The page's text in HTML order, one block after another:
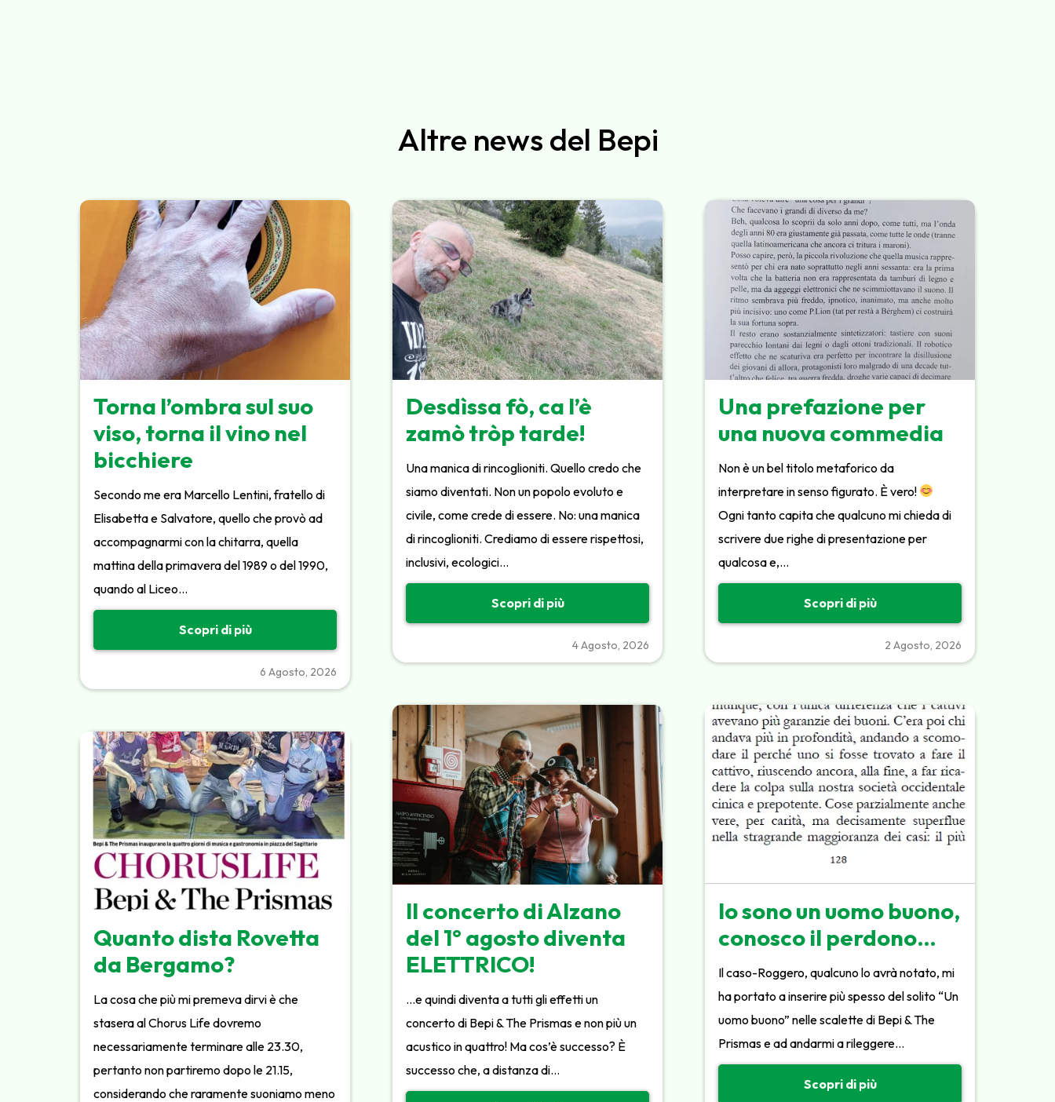
Altre news del Bepi
Torna l’ombra sul suo
viso, torna il vino nel
bicchiere
Secondo me era Marcello Lentini, fratello di
Elisabetta e Salvatore, quello che provò ad
accompagnarmi con la chitarra, quella
mattina della primavera del 1989 o del 1990,
quando al Liceo…
Scopri di più
6 Agosto, 2026
Desdìssa fò, ca l’è
zamò tròp tarde!
Una manica di rincoglioniti. Quello credo che
siamo diventati. Non un popolo evoluto e
civile, come crede di essere. No: una manica
di rincoglioniti. Crediamo di essere rispettosi,
inclusivi, ecologici…
Scopri di più
4 Agosto, 2026
Una prefazione per
una nuova commedia
Non è un bel titolo metaforico da
interpretare in senso figurato. È vero!
Ogni tanto capita che qualcuno mi chieda di
scrivere due righe di presentazione per
qualcosa e,…
Scopri di più
2 Agosto, 2026
Il concerto di Alzano
del 1° agosto diventa
ELETTRICO!
…e quindi diventa a tutti gli effetti un
concerto di Bepi & The Prismas e non più un
acustico in quattro! Ma cos’è successo? È
successo che, a distanza di…
Io sono un uomo buono,
conosco il perdono…
Il caso-Roggero, qualcuno lo avrà notato, mi
ha portato a inserire più spesso del solito “Un
uomo buono” nelle scalette di Bepi & The
Prismas e ad andarmi a rileggere…
Scopri di più
Quanto dista Rovetta
da Bergamo?
La cosa che più mi premeva dirvi è che
stasera al Chorus Life dovremo
necessariamente terminare alle 23.30,
pertanto non partiremo dopo le 21.15,
considerando che raramente suoniamo meno